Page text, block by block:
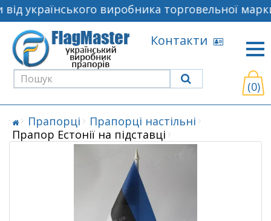
українського виробника торговельної
Контакти
(0)
Прапорці
Прапорці настільні
Прапор Естонії на підставці